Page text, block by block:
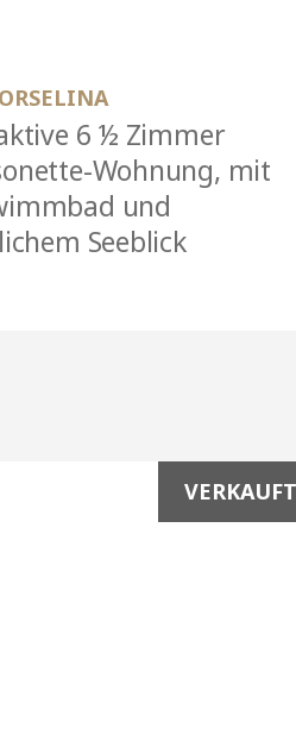
6 ½ Zimmer
Wohnung, mit
und
Seeblick
VERKAUFT